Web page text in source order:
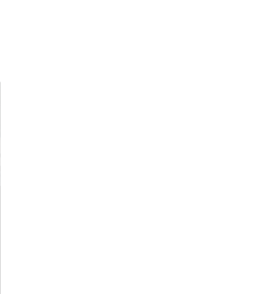
del Municipio Sucre y el
inspección en las instalaciones
Sucre, Diógenes Lara,